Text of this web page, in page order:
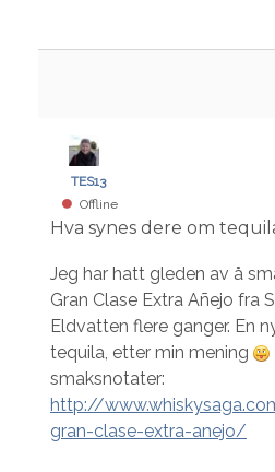
TES13
Offline
Hva synes dere om
Jeg har hatt gleden av å
Gran Clase Extra Añejo fra
Eldvatten flere ganger. En
tequila, etter min mening
smaksnotater:
http://
gran-clase-extra-anejo/